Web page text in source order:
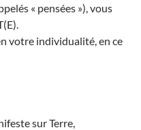
« pensées »), vous
votre individualité, en ce
sur Terre,